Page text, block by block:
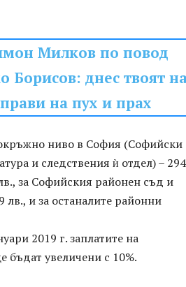
Милков по повод
Борисов: днес твоят
на пух и прах
ниво в София (Софийски
и следствения ѝ отдел) –
за Софийския районен съд и
и за останалите районни
2019 г. заплатите на
бъдат увеличени с 10%.